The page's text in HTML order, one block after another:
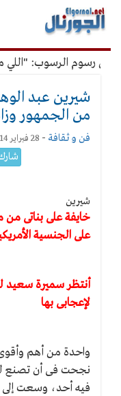
القائمة
الرئيسية
الرسوب: "اللي مش
من الجمهور
فن و ثقافة - 28 فبراير 2014 1:27 م
شيرين
خايفة على بناتى
على الجنسية
أنتظر سميرة سعيد
لإعجابى بها
واحدة من أهم
نجحت فى أن تصنع
فيه أحد، وسعت إلى